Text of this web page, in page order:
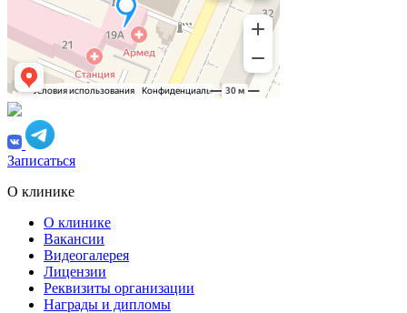
Записаться
О клинике
О клинике
Вакансии
Видеогалерея
Лицензии
Реквизиты организации
Награды и дипломы